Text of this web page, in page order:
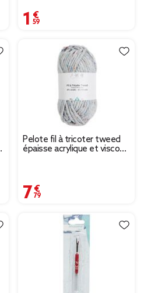
1,59 €
Pelote fil à tricoter tweed
épaisse acrylique et viscose
7,79 €